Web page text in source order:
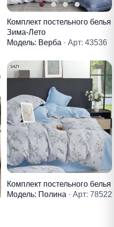
Комплект постельного белья
Зима-Лето
Модель: Верба · Арт: 43536
Комплект постельного белья
Модель: Полина · Арт: 78522